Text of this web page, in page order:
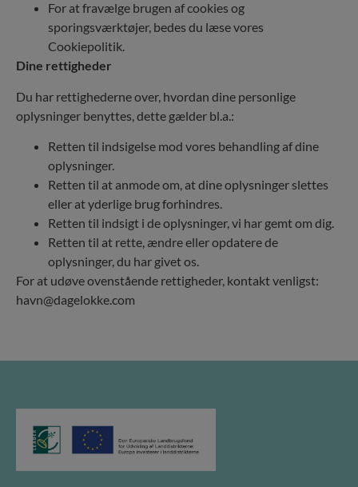
For at fravælge brugen af cookies og
sporingsværktøjer, bedes du læse vores
Cookiepolitik.
Dine rettigheder
Du har rettighederne over, hvordan dine personlige
oplysninger benyttes, dette gælder bl.a.:
Retten til indsigelse mod vores behandling af dine
oplysninger.
Retten til at anmode om, at dine oplysninger slettes
eller at yderlige brug forhindres.
Retten til indsigt i de oplysninger, vi har gemt om dig.
Retten til at rette, ændre eller opdatere de
oplysninger, du har givet os.
For at udøve ovenstående rettigheder, kontakt venligst:
havn@dagelokke.com